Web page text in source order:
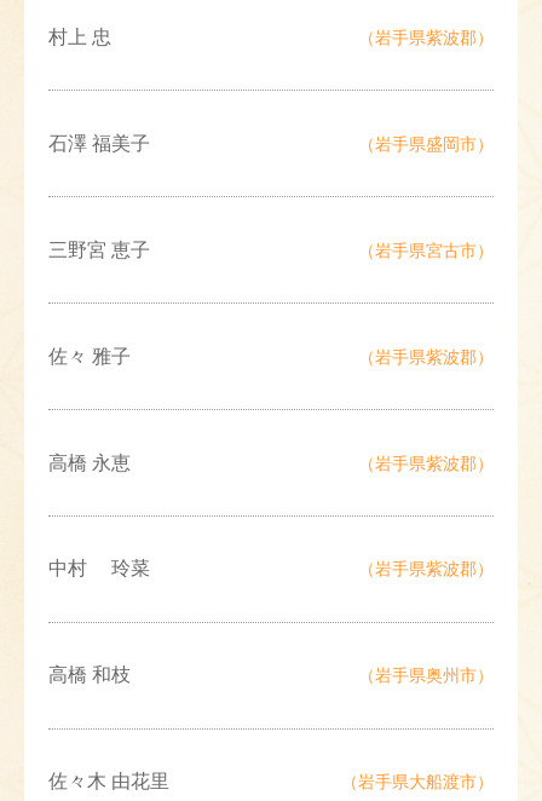
村上 忠 （岩手県紫波郡）
石澤 福美子 （岩手県盛岡市）
三野宮 恵子 （岩手県宮古市）
佐々 雅子 （岩手県紫波郡）
高橋 永恵 （岩手県紫波郡）
中村 玲菜 （岩手県紫波郡）
高橋 和枝 （岩手県奥州市）
佐々木 由花里 （岩手県大船渡市）